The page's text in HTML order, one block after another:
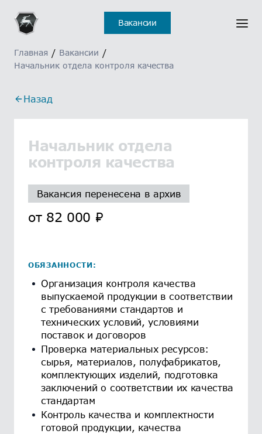
Вакансии
Главная / Вакансии /
Начальник отдела контроля качества
Назад
Начальник отдела
контроля качества
Вакансия перенесена в архив
от 82 000 ₽
ОБЯЗАННОСТИ:
Организация контроля качества
выпускаемой продукции в соответствии
с требованиями стандартов и
технических условий, условиями
поставок и договоров
Проверка материальных ресурсов:
сырья, материалов, полуфабрикатов,
комплектующих изделий, подготовка
заключений о соответствии их качества
стандартам
Контроль качества и комплектности
готовой продукции, качества